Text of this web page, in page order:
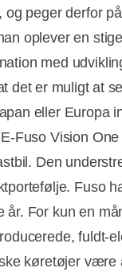
og peger derfor
oplever en
med
det er muligt at
eller Europa
E-Fuso Vision
Den
Fuso
år. For kun en
fuldt-
køretøjer være